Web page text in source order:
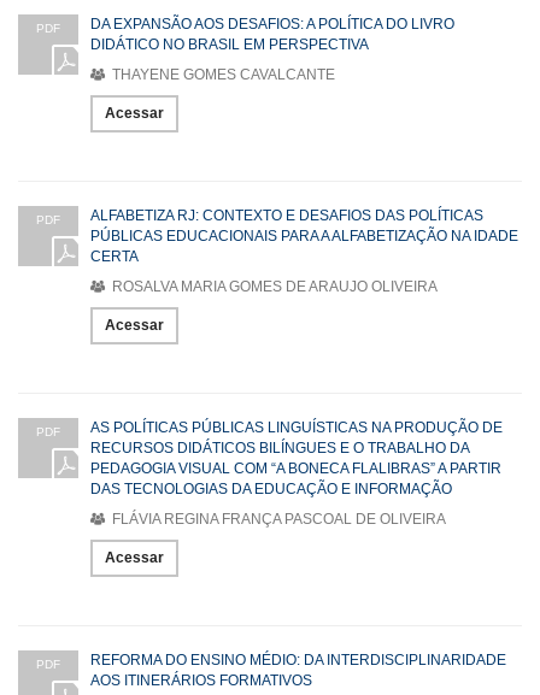
PDF
DA EXPANSÃO AOS DESAFIOS: A POLÍTICA DO LIVRO
DIDÁTICO NO BRASIL EM PERSPECTIVA
THAYENE GOMES CAVALCANTE
Acessar
PDF
ALFABETIZA RJ: CONTEXTO E DESAFIOS DAS POLÍTICAS
PÚBLICAS EDUCACIONAIS PARA A ALFABETIZAÇÃO NA IDADE
CERTA
ROSALVA MARIA GOMES DE ARAUJO OLIVEIRA
Acessar
PDF
AS POLÍTICAS PÚBLICAS LINGUÍSTICAS NA PRODUÇÃO DE
RECURSOS DIDÁTICOS BILÍNGUES E O TRABALHO DA
PEDAGOGIA VISUAL COM “A BONECA FLALIBRAS” A PARTIR
DAS TECNOLOGIAS DA EDUCAÇÃO E INFORMAÇÃO
FLÁVIA REGINA FRANÇA PASCOAL DE OLIVEIRA
Acessar
PDF
REFORMA DO ENSINO MÉDIO: DA INTERDISCIPLINARIDADE
AOS ITINERÁRIOS FORMATIVOS